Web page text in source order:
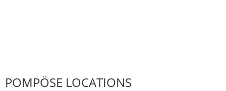
POMPÖSE LOCATIONS